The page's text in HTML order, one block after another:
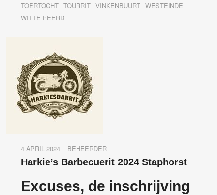
TOERTOCHT TOURRIT VINKENBUURT WESTEINDE
WITTE PEERD
4 APRIL 2024 BEHEERDER
Harkie’s Barbecuerit 2024 Staphorst
Excuses, de inschrijving